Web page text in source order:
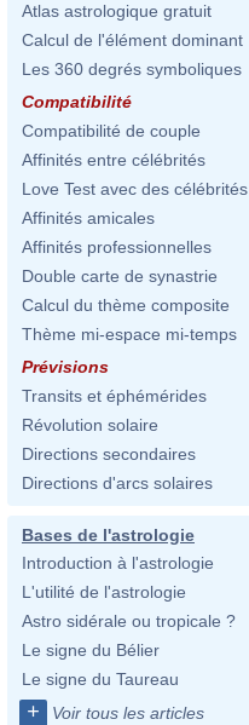
Atlas astrologique gratuit
Calcul de l'élément dominant
Les 360 degrés symboliques
Compatibilité
Compatibilité de couple
Affinités entre célébrités
Love Test avec des célébrités
Affinités amicales
Affinités professionnelles
Double carte de synastrie
Calcul du thème composite
Thème mi-espace mi-temps
Prévisions
Transits et éphémérides
Révolution solaire
Directions secondaires
Directions d'arcs solaires
Bases de l'astrologie
Introduction à l'astrologie
L'utilité de l'astrologie
Astro sidérale ou tropicale ?
Le signe du Bélier
Le signe du Taureau
+ Voir tous les articles